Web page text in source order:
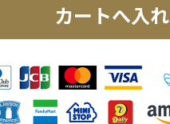
カートへ入